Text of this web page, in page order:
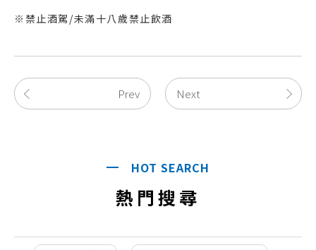
※禁止酒駕/未滿十八歲禁止飲酒
Prev Next
HOT SEARCH
熱門搜尋